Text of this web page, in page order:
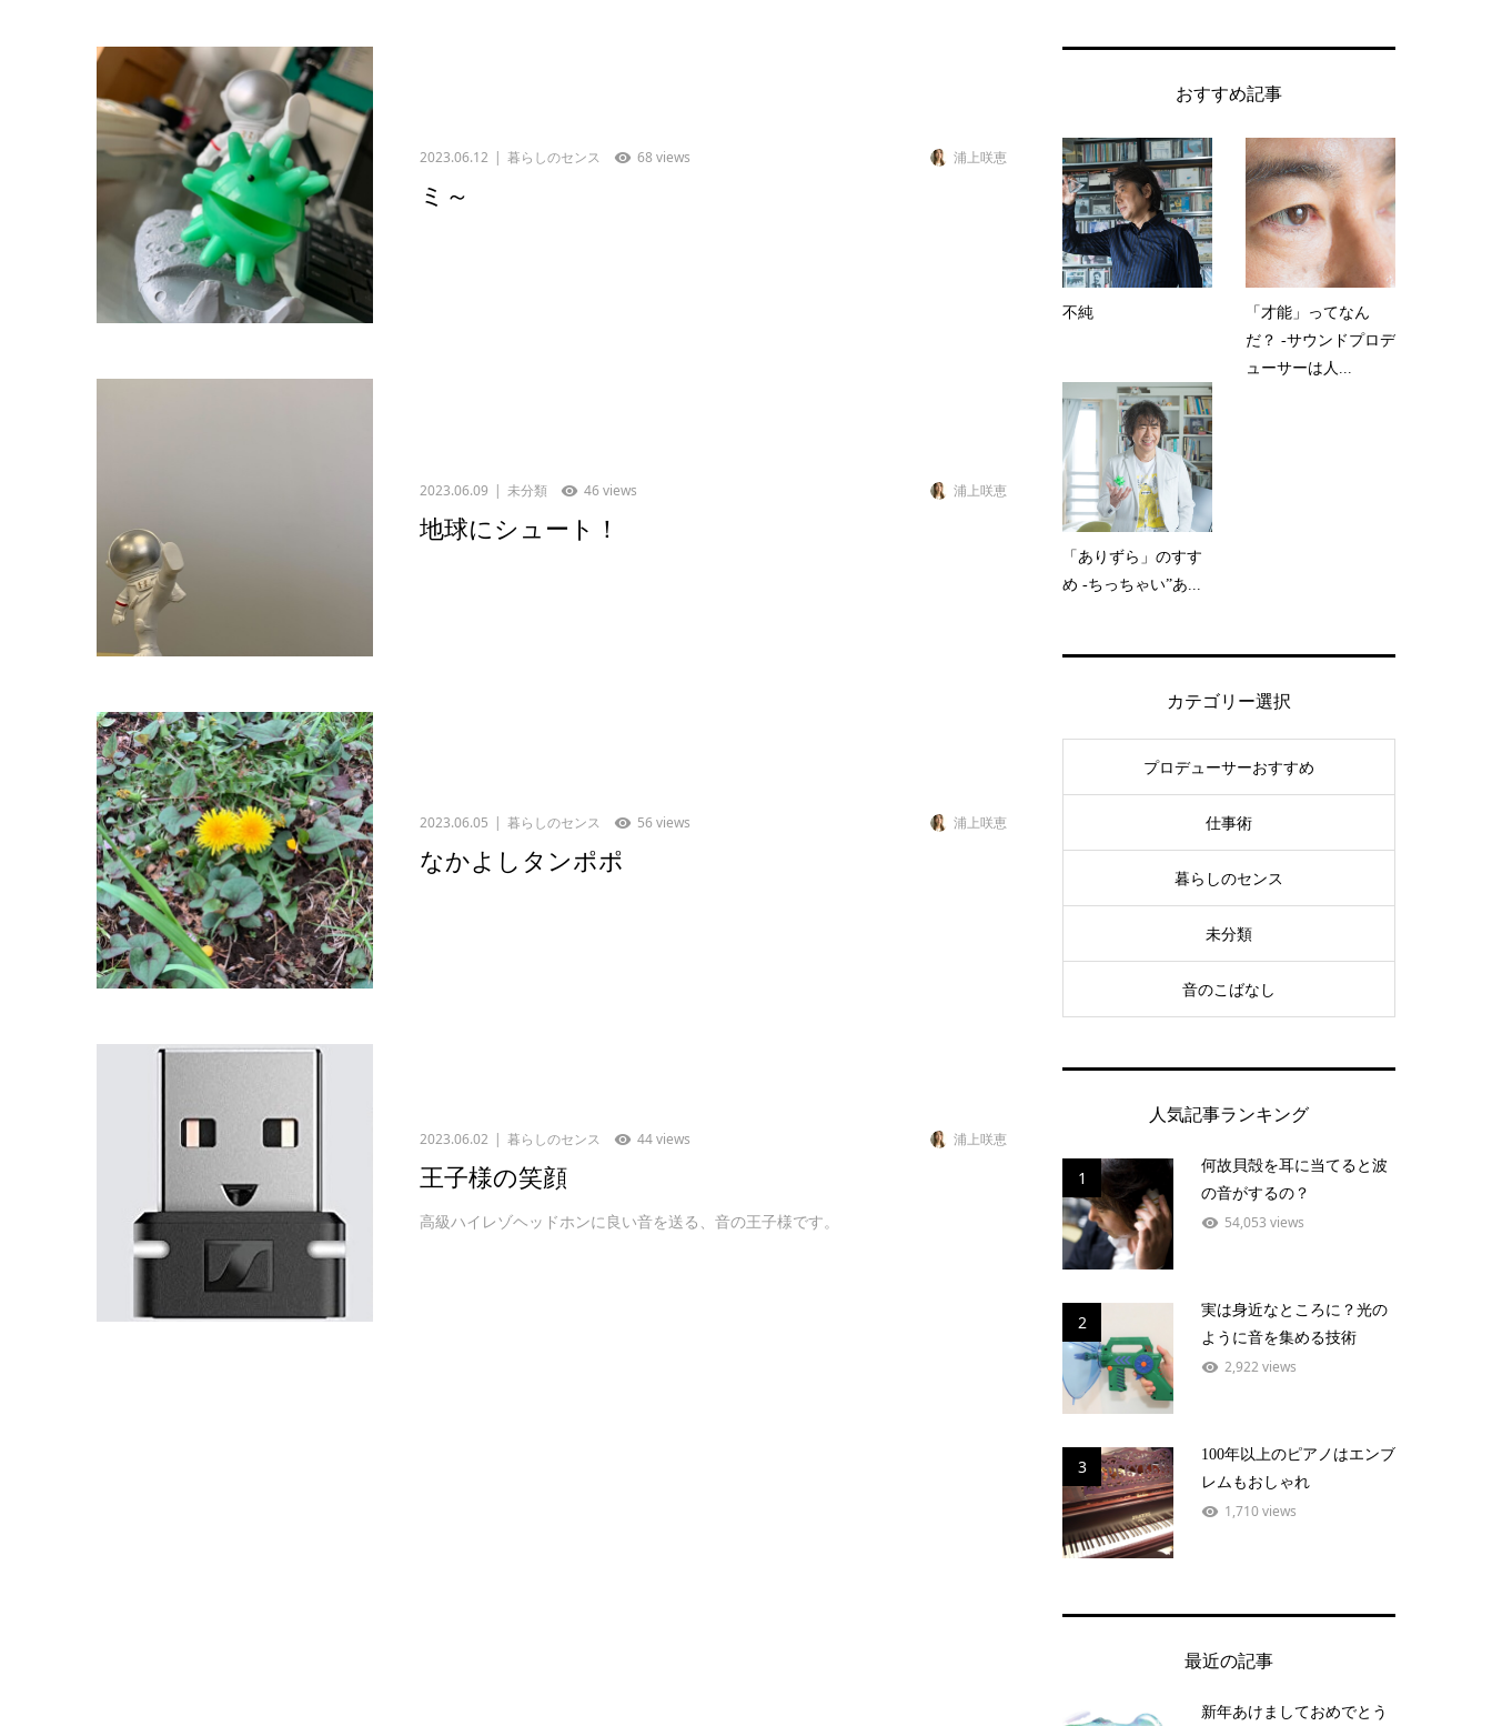
2023.06.12 暮らしのセンス 68 views 浦上咲恵
ミ～
2023.06.09 未分類 46 views 浦上咲恵
地球にシュート！
2023.06.05 暮らしのセンス 56 views 浦上咲恵
なかよしタンポポ
2023.06.02 暮らしのセンス 44 views 浦上咲恵
王子様の笑顔
高級ハイレゾヘッドホンに良い音を送る、音の王子様です。
おすすめ記事
不純
「才能」ってなん
だ？ -サウンドプロデ
ューサーは人...
「ありずら」のすす
め -ちっちゃい”あ...
カテゴリー選択
プロデューサーおすすめ
仕事術
暮らしのセンス
未分類
音のこばなし
人気記事ランキング
1
何故貝殻を耳に当てると波
の音がするの？
54,053 views
2
実は身近なところに？光の
ように音を集める技術
2,922 views
3
100年以上のピアノはエンブ
レムもおしゃれ
1,710 views
最近の記事
新年あけましておめでとう